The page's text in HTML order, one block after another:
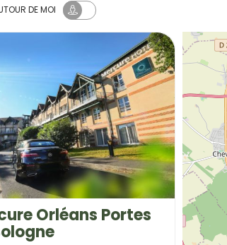
DE MOI
Orléans Portes